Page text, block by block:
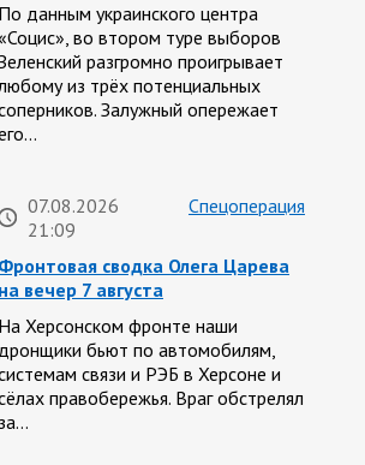
По данным украинского центра
во втором туре выборов
разгромно проигрывает
из трёх потенциальных
Залужный опережает
07.08.2026
21:09
Спецоперация
Фронтовая сводка Олега Царева
на вечер 7 августа
На Херсонском фронте наши
дронщики бьют по автомобилям,
связи и РЭБ в Херсоне и
правобережья. Враг обстрелял
за…